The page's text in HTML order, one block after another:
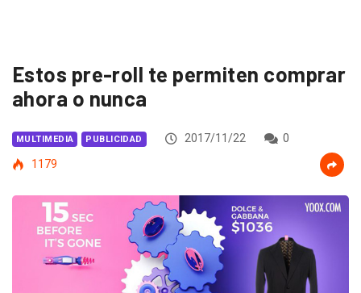
Estos pre-roll te permiten comprar
ahora o nunca
MULTIMEDIA PUBLICIDAD 2017/11/22
0
1179